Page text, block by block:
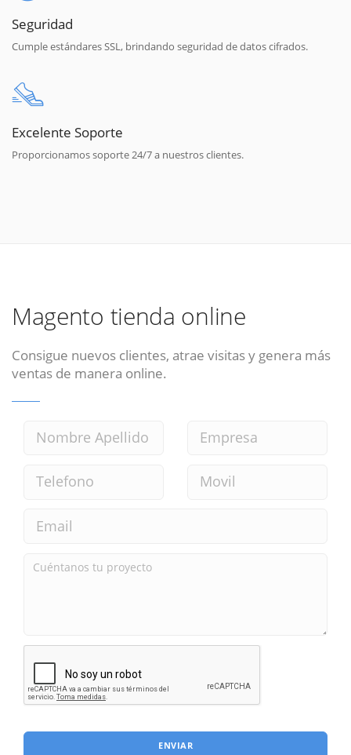
Seguridad
Cumple estándares SSL, brindando seguridad de datos cifrados.
Excelente Soporte
Proporcionamos soporte 24/7 a nuestros clientes.
Magento tienda online
Consigue nuevos clientes, atrae visitas y genera más
ventas de manera online.
ENVIAR